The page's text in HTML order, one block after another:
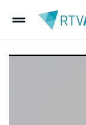
drag_handle